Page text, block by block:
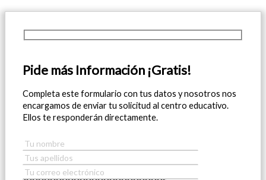
Pide más Información ¡Gratis!
Completa este formulario con tus datos y nosotros nos
encargamos de enviar tu solicitud al centro educativo.
Ellos te responderán directamente.